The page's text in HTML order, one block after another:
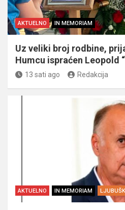
AKTUELNO IN MEMORIAM
Uz veliki broj rodbine,
Humcu ispraćen Leopold
13 sati ago Redakcija
AKTUELNO IN MEMORIAM LJUBUŠKI